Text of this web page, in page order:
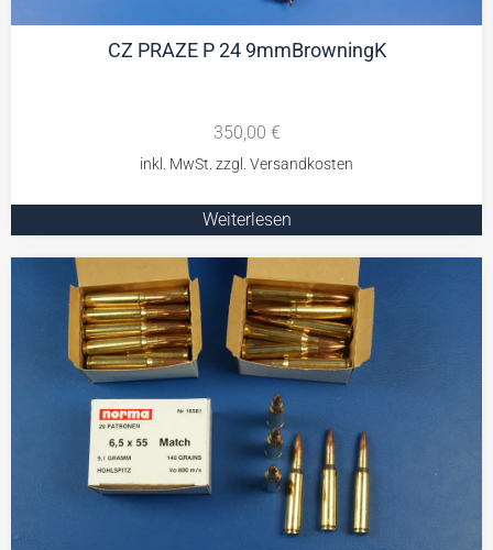
CZ PRAZE P 24 9mmBrowningK
350,00 €
Weiterlesen